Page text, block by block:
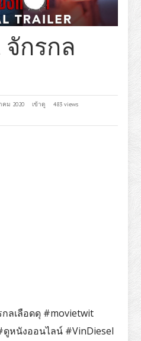
จักรกล
คม 2020 เข้าดู
483 views
ลเลือดดุ #movietwit
หนังออนไลน์ #VinDiesel